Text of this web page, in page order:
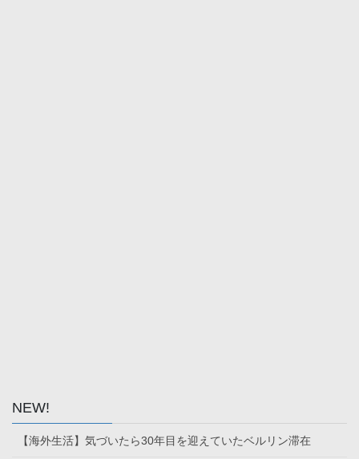
NEW!
【海外生活】気づいたら30年目を迎えていたベルリン滞在